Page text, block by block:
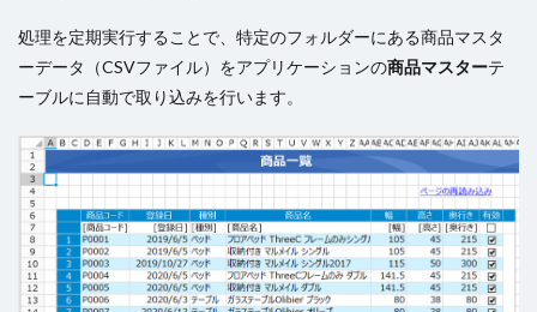
処理を定期実行することで、特定のフォルダーにある商品マスタ
ーデータ（CSVファイル）をアプリケーションの商品マスターテ
ーブルに自動で取り込みを行います。
グラフのクリックイベント
コマンド
コマンドの強制終了
コマンドの複製
サーバーサイド処理
スクロール
セルの書式設定
セルの自動結合
セルの表示/非表示
セルプロパティの設定
チェックボックス
チェックボックスグループ
ツールチップ